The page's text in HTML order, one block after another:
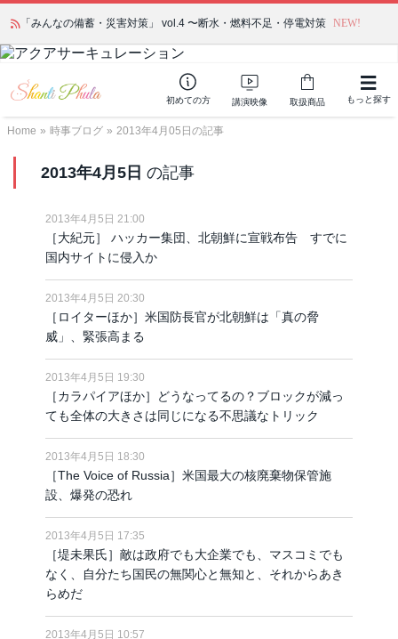
「みんなの備蓄・災害対策」 vol.4 〜断水・燃料不足・停電対策 NEW!
初めての方 講演映像 取扱商品 もっと探す
Home » 時事ブログ » 2013年4月05日の記事
2013年4月5日 の記事
2013年4月5日 21:00
［大紀元］ ハッカー集団、北朝鮮に宣戦布告 すでに
国内サイトに侵入か
2013年4月5日 20:30
［ロイターほか］米国防長官が北朝鮮は「真の脅
威」、緊張高まる
2013年4月5日 19:30
［カラパイアほか］どうなってるの？ブロックが減っ
ても全体の大きさは同じになる不思議なトリック
2013年4月5日 18:30
［The Voice of Russia］米国最大の核廃棄物保管施
設、爆発の恐れ
2013年4月5日 17:35
［堤未果氏］敵は政府でも大企業でも、マスコミでも
なく、自分たち国民の無関心と無知と、それからあき
らめだ
2013年4月5日 10:57